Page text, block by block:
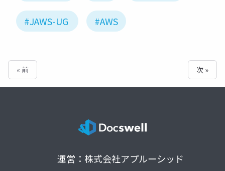
#JAWS-UG #AWS
« 前 次 »
運営：株式会社アプルーシッド